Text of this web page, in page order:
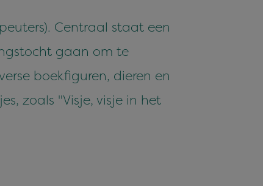
Centraal staat een
gaan om te
boekfiguren, dieren en
zoals "Visje, visje in het